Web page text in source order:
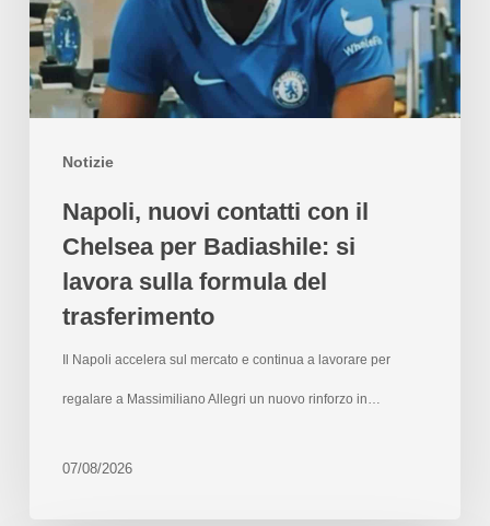
Notizie
Napoli, nuovi contatti con il
Chelsea per Badiashile: si
lavora sulla formula del
trasferimento
Il Napoli accelera sul mercato e continua a lavorare per
regalare a Massimiliano Allegri un nuovo rinforzo in…
07/08/2026